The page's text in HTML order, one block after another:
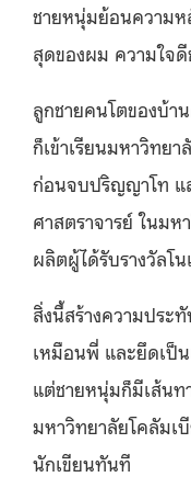
ชายหนุ่มย้อนความห
สุดของผม ความใจ
ลูกชายคนโตของบ้า
ก็เข้าเรียนมหาวิทย
ก่อนจบปริญญาโท แ
ศาสตราจารย์ ในม
ผลิตผู้ได้รับรางวัลโ
สิ่งนี้สร้างความประ
เหมือนพี่ และยึดเป็
แต่ชายหนุ่มก็มีเส้นท
มหาวิทยาลัยโคลัมเ
นักเขียนทันที